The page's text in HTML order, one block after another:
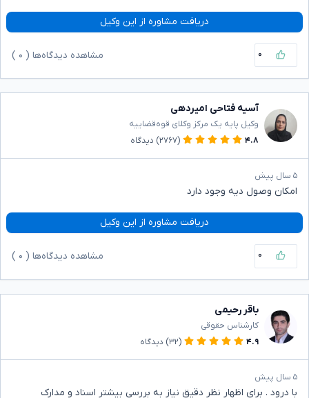
دریافت مشاوره از این وکیل
۰ مشاهده دیدگاه‌ها ( ۰
آسیه فتاحی امیردهی
وکیل پایه یک مرکز وکلای قوه‌قضاییه
۴.۸
(۲۷۶۷) دیدگاه
۵ سال پیش
امکان وصول دیه وجود دارد
دریافت مشاوره از این وکیل
۰ مشاهده دیدگاه‌ها ( ۰
باقر رحیمی
کارشناس حقوقی
۴.۹
(۳۲) دیدگاه
۵ سال پیش
با درود . برای اظهار نظر دقیق نیاز به بررسی بیشتر اسناد و مدارک